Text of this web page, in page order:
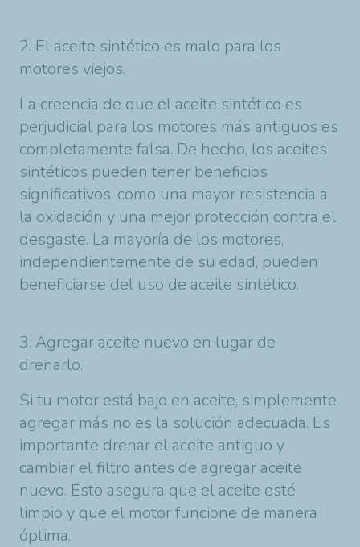
2. El aceite sintético es malo para los
motores viejos.
La creencia de que el aceite sintético es
perjudicial para los motores más antiguos es
completamente falsa. De hecho, los aceites
sintéticos pueden tener beneficios
significativos, como una mayor resistencia a
la oxidación y una mejor protección contra el
desgaste. La mayoría de los motores,
independientemente de su edad, pueden
beneficiarse del uso de aceite sintético.
3. Agregar aceite nuevo en lugar de
drenarlo.
Si tu motor está bajo en aceite, simplemente
agregar más no es la solución adecuada. Es
importante drenar el aceite antiguo y
cambiar el filtro antes de agregar aceite
nuevo. Esto asegura que el aceite esté
limpio y que el motor funcione de manera
óptima.